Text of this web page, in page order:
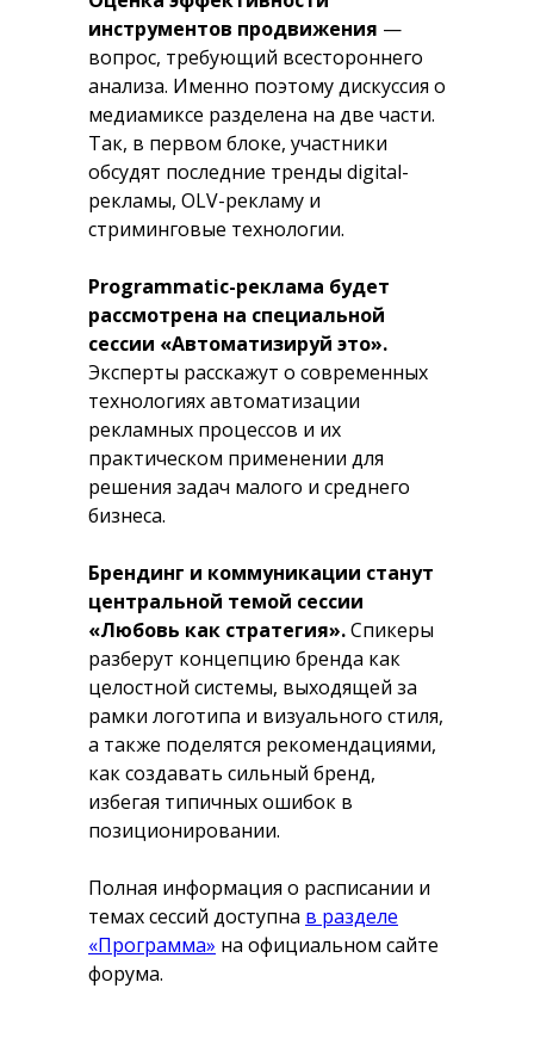
инструментов продвижения —
вопрос, требующий всестороннего
анализа. Именно поэтому дискуссия о
медиамиксе разделена на две части.
Так, в первом блоке, участники
обсудят последние тренды digital-
рекламы, OLV-рекламу и
стриминговые технологии.
Programmatic-реклама будет
рассмотрена на специальной
сессии «Автоматизируй это».
Эксперты расскажут о современных
технологиях автоматизации
рекламных процессов и их
практическом применении для
решения задач малого и среднего
бизнеса.
Брендинг и коммуникации станут
центральной темой сессии
«Любовь как стратегия».Спикеры
разберут концепцию бренда как
целостной системы, выходящей за
рамки логотипа и визуального стиля,
а также поделятся рекомендациями,
как создавать сильный бренд,
избегая типичных ошибок в
позиционировании.
Полная информация о расписании и
темах сессий доступна в разделе
«Программа» на официальном сайте
форума.